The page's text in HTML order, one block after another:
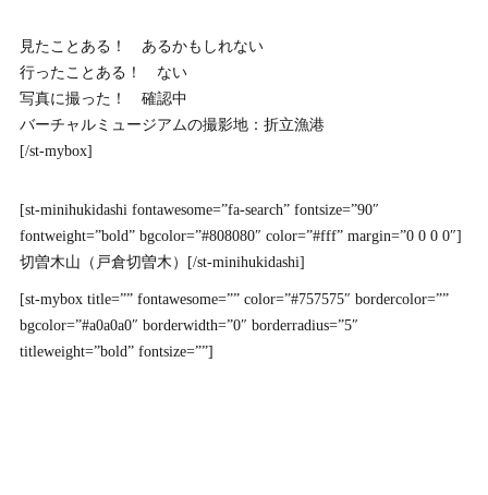
見たことある！ あるかもしれない
行ったことある！ ない
写真に撮った！ 確認中
バーチャルミュージアムの撮影地：折立漁港
[/st-mybox]
[st-minihukidashi fontawesome=”fa-search” fontsize=”90″
fontweight=”bold” bgcolor=”#808080″ color=”#fff” margin=”0 0 0 0″]
切曽木山（戸倉切曽木）[/st-minihukidashi]
[st-mybox title=”” fontawesome=”” color=”#757575″ bordercolor=””
bgcolor=”#a0a0a0″ borderwidth=”0″ borderradius=”5″
titleweight=”bold” fontsize=””]